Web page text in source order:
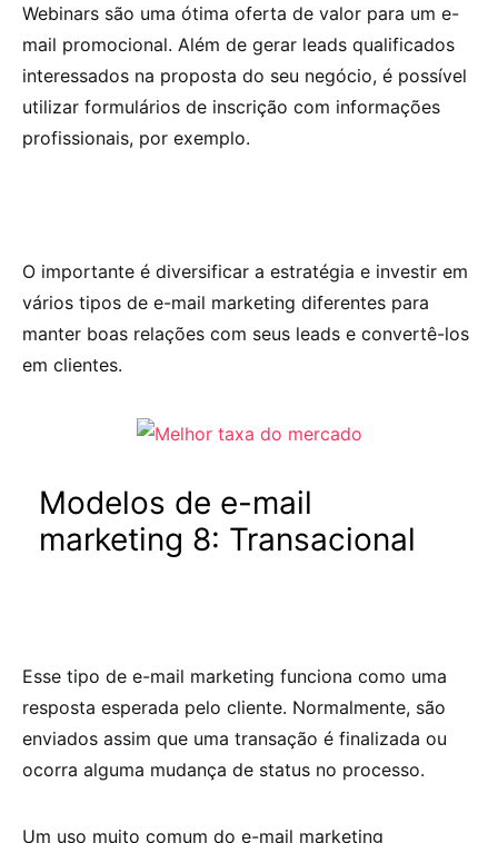
Webinars são uma ótima oferta de valor para um e-
mail promocional. Além de gerar leads qualificados
interessados na proposta do seu negócio, é possível
utilizar formulários de inscrição com informações
profissionais, por exemplo.
O importante é diversificar a estratégia e investir em
vários tipos de e-mail marketing diferentes para
manter boas relações com seus leads e convertê-los
em clientes.
Modelos de e-mail
marketing 8: Transacional
Esse tipo de e-mail marketing funciona como uma
resposta esperada pelo cliente. Normalmente, são
enviados assim que uma transação é finalizada ou
ocorra alguma mudança de status no processo.
Um uso muito comum do e-mail marketing